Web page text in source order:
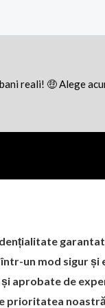
reali! 🤑 Alege
un mod sigur și
aprobate de
prioritatea